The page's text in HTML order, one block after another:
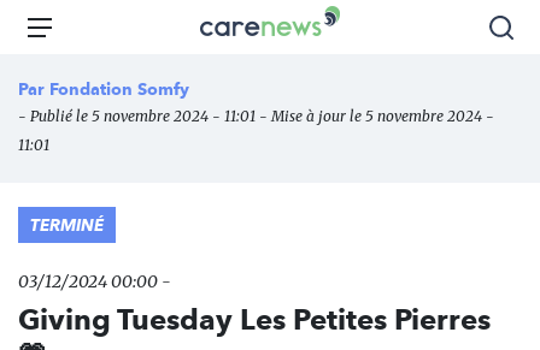
Aller
principal
Carenews,
des
Menu
Par Fondation Somfy
- Publié le 5 novembre 2024 - 11:01 - Mise à jour le 5 novembre 2024 -
11:01
TERMINÉ
03/12/2024 00:00 -
Giving Tuesday Les Petites Pierres